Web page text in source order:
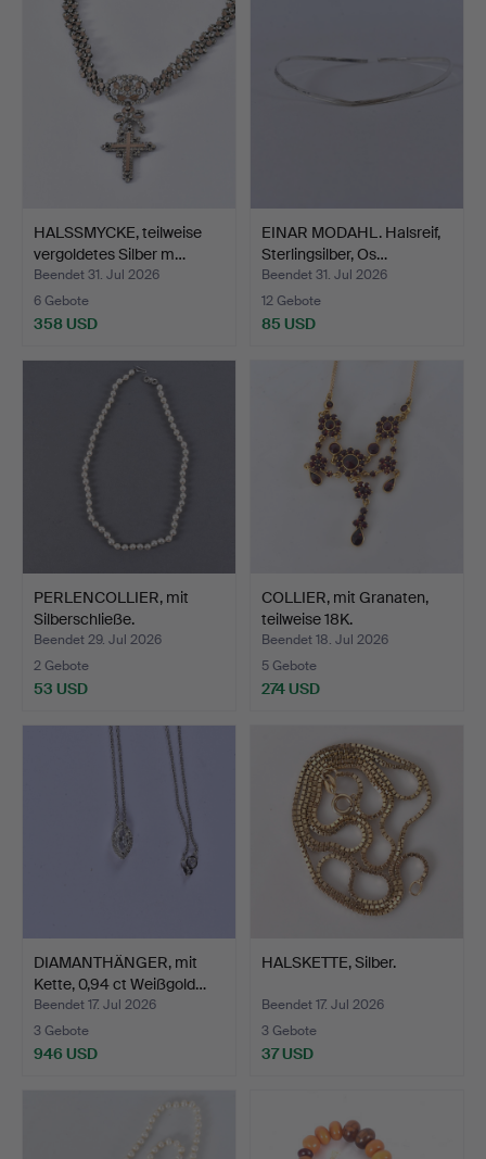
HALSSMYCKE, teilweise
vergoldetes Silber m…
Beendet 31. Jul 2026
6 Gebote
358 USD
EINAR MODAHL. Halsreif,
Sterlingsilber, Os…
Beendet 31. Jul 2026
12 Gebote
85 USD
PERLENCOLLIER, mit
Silberschließe.
Beendet 29. Jul 2026
2 Gebote
53 USD
COLLIER, mit Granaten,
teilweise 18K.
Beendet 18. Jul 2026
5 Gebote
274 USD
DIAMANTHÄNGER, mit
Kette, 0,94 ct Weißgold…
Beendet 17. Jul 2026
3 Gebote
946 USD
HALSKETTE, Silber.
Beendet 17. Jul 2026
3 Gebote
37 USD